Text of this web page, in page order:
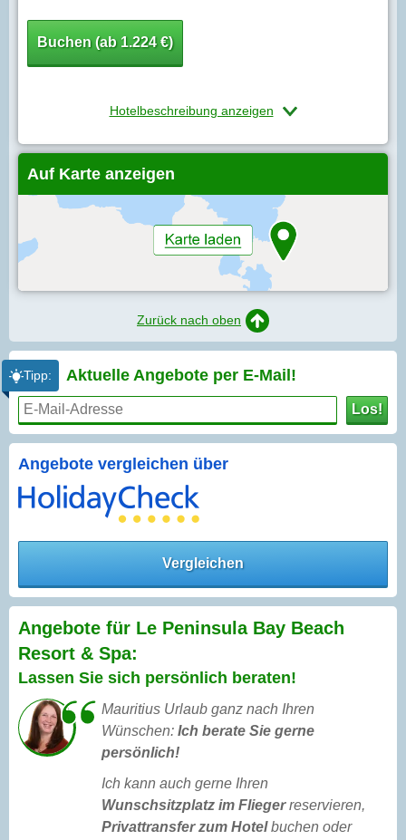
Buchen (ab 1.224 €)
Hotelbeschreibung anzeigen
Auf Karte anzeigen
Zurück nach oben
Tipp: Aktuelle Angebote per E-Mail!
Los!
Angebote vergleichen über
Vergleichen
Angebote für Le Peninsula Bay Beach
Resort & Spa:
Lassen Sie sich persönlich beraten!
Mauritius Urlaub ganz nach Ihren
Wünschen: Ich berate Sie gerne
persönlich!
Ich kann auch gerne Ihren
Wunschsitzplatz im Fliegerreservieren,
Privattransfer zum Hotelbuchen oder